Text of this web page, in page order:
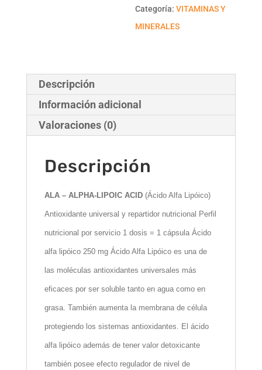
Categoría:VITAMINAS Y
MINERALES
Descripción
Información adicional
Valoraciones (0)
Descripción
ALA – ALPHA-LIPOIC ACID(Ácido Alfa Lipóico)
Antioxidante universal y repartidor nutricional Perfil
nutricional por servicio 1 dosis = 1 cápsula Ácido
alfa lipóico 250 mg Ácido Alfa Lipóico es una de
las moléculas antioxidantes universales más
eficaces por ser soluble tanto en agua como en
grasa. También aumenta la membrana de célula
protegiendo los sistemas antioxidantes. El ácido
alfa lipóico además de tener valor detoxicante
también posee efecto regulador de nivel de